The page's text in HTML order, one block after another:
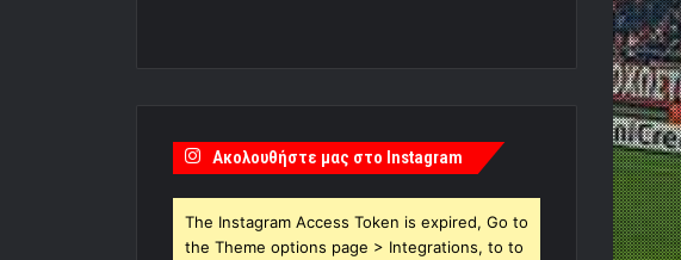
Ακολουθήστε μας στο Instagram
The Instagram Access Token is expired, Go to
the Theme options page > Integrations, to to